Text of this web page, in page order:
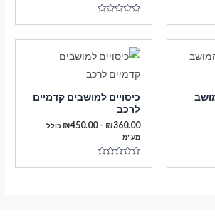
כיסויים למושבים קדמיים
לרכב
₪360.00
–
₪450.00
טווח
כולל
מע"מ